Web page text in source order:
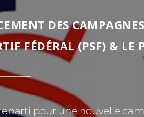
DES
FÉDÉRAL (PSF) & LE
reparti pour une nouvelle